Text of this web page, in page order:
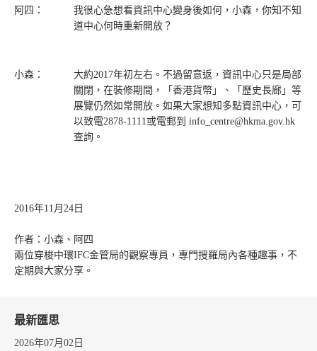
阿四：
我很心急想看資訊中心變身後如何，小森，你知不知
道中心何時重新開放？
小森：
大約2017年初左右。不過留意返，資訊中心只是局部
關閉，在裝修期間，「香港貨幣」、「歷史長廊」等
展覽仍然如常開放。如果大家想知多點資訊中心，可
以致電2878-1111或電郵到 info_centre@hkma.gov.hk
查詢。
2016年11月24日
作者：小森、阿四
兩位穿梭中環IFC金管局的觀察專員，專門搜羅局內各種趣事，不
定期與大家分享。
最新匯思
2026年07月02日